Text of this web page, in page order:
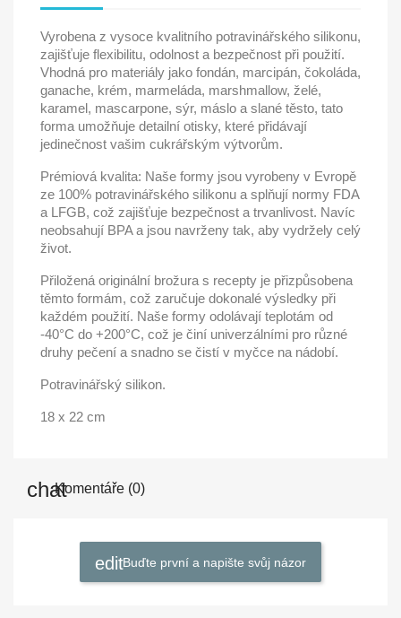
Vyrobena z vysoce kvalitního potravinářského silikonu,
zajišťuje flexibilitu, odolnost a bezpečnost při použití.
Vhodná pro materiály jako fondán, marcipán, čokoláda,
ganache, krém, marmeláda, marshmallow, želé,
karamel, mascarpone, sýr, máslo a slané těsto, tato
forma umožňuje detailní otisky, které přidávají
jedinečnost vašim cukrářským výtvorům.
Prémiová kvalita: Naše formy jsou vyrobeny v Evropě
ze 100% potravinářského silikonu a splňují normy FDA
a LFGB, což zajišťuje bezpečnost a trvanlivost. Navíc
neobsahují BPA a jsou navrženy tak, aby vydržely celý
život.
Přiložená originální brožura s recepty je přizpůsobena
těmto formám, což zaručuje dokonalé výsledky při
každém použití. Naše formy odolávají teplotám od
-40°C do +200°C, což je činí univerzálními pro různé
druhy pečení a snadno se čistí v myčce na nádobí.
Potravinářský silikon.
18 x 22 cm
Komentáře (0)
Buďte první a napište svůj názor